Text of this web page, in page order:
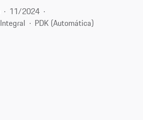
11/2024
Integral
PDK (Automática)